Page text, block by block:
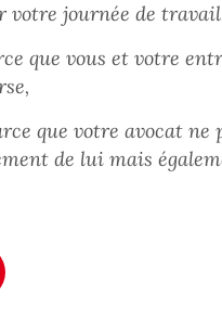
votre journée de
que vous et votre
que votre avocat
de lui mais